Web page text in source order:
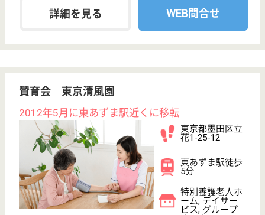
ステイ...
世話する施設です。
給与
月給：220,000円〜304,700円
看護職
育休・産休
駅徒歩10分以内
詳細を見る WEB問合せ
GENKINEXT 錦糸町
東京都墨田区緑
3-6-13